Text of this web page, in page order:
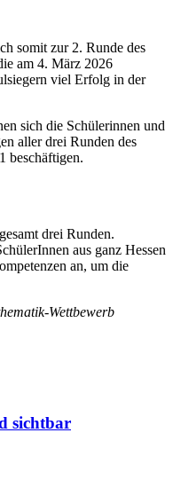
somit zur 2. Runde des
am 4. März 2026
viel Erfolg in der
sich die Schülerinnen und
aller drei Runden des
beschäftigen.
drei Runden.
aus ganz Hessen
an, um die
Wettbewerb
sichtbar